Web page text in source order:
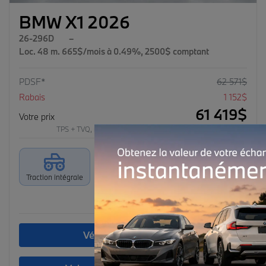
BMW X1 2026
26-296D
–
Loc. 48 m. 665$/mois à 0.49%, 2500$ comptant
PDSF* 62 571$
Rabais
1 152$
Votre prix
61 419$
TPS + TVQ, frais d'immatriculation et d'assurances non inclus.
Traction intégrale Automatique 3 100 km
Plus de caractéristiques
Vérifier la disponibilité